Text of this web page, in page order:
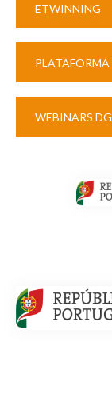
ETWINNING
WEBINARS